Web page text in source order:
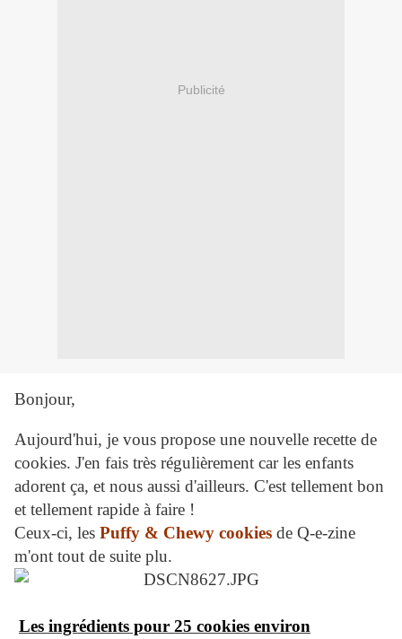
Publicité
Bonjour,
Aujourd'hui, je vous propose une nouvelle recette de
cookies. J'en fais très régulièrement car les enfants
adorent ça, et nous aussi d'ailleurs. C'est tellement bon
et tellement rapide à faire !
Ceux-ci, les Puffy & Chewy cookies de Q-e-zine
m'ont tout de suite plu.
Les ingrédients pour 25 cookies environ